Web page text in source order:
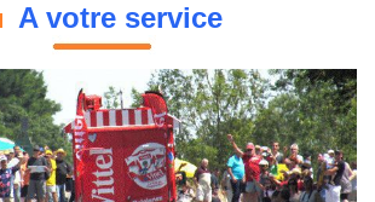
A votre service